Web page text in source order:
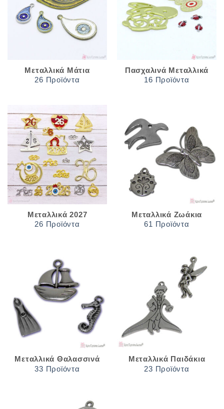
Μεταλλικά Μάτια
26 Προϊόντα
Πασχαλινά Μεταλλικά
16 Προϊόντα
Μεταλλικά 2027
26 Προϊόντα
Μεταλλικά Ζωάκια
61 Προϊόντα
Μεταλλικά Θαλασσινά
33 Προϊόντα
Μεταλλικά Παιδάκια
23 Προϊόντα